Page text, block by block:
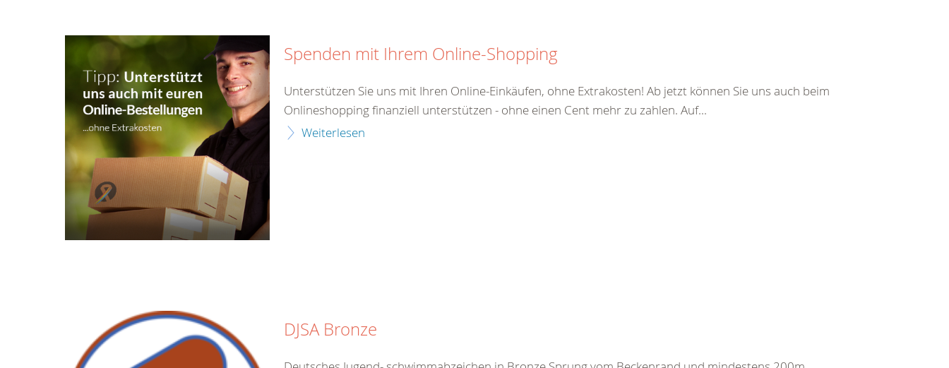
Spenden mit Ihrem Online-Shopping
Unterstützen Sie uns mit Ihren Online-Einkäufen, ohne Extrakosten! Ab jetzt können Sie uns auch beim
Onlineshopping finanziell unterstützen - ohne einen Cent mehr zu zahlen. Auf...
Weiterlesen
DJSA Bronze